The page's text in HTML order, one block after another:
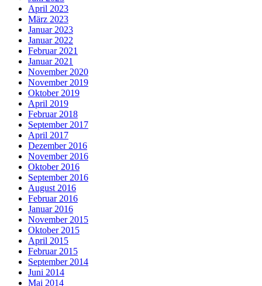
April 2023
März 2023
Januar 2023
Januar 2022
Februar 2021
Januar 2021
November 2020
November 2019
Oktober 2019
April 2019
Februar 2018
September 2017
April 2017
Dezember 2016
November 2016
Oktober 2016
September 2016
August 2016
Februar 2016
Januar 2016
November 2015
Oktober 2015
April 2015
Februar 2015
September 2014
Juni 2014
Mai 2014